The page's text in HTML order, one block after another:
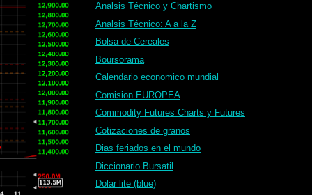
Analsis Técnico y Chartismo
Analsis Técnico: A a la Z
Bolsa de Cereales
Boursorama
Calendario economico mundial
Comision EUROPEA
Commodity Futures Charts y Futures
Cotizaciones de granos
Dias feriados en el mundo
Diccionario Bursatil
Dolar lite (blue)